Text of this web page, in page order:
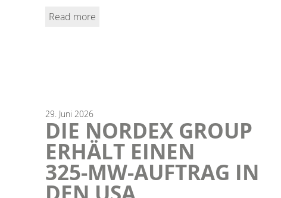
Read more
29. Juni 2026
DIE NORDEX GROUP
ERHÄLT EINEN
325‑MW‑AUFTRAG IN